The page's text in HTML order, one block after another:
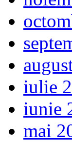
iulie
iunie
mai